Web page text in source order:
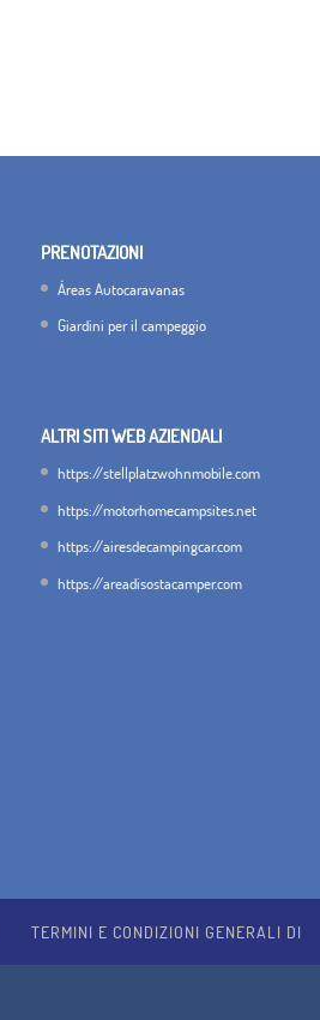
PRENOTAZIONI
Áreas Autocaravanas
Giardini per il campeggio
ALTRI SITI WEB AZIENDALI
https://stellplatzwohnmobile.com
https://motorhomecampsites.net
https://airesdecampingcar.com
https://areadisostacamper.com
TERMINI E CONDIZIONI GENERALI DI